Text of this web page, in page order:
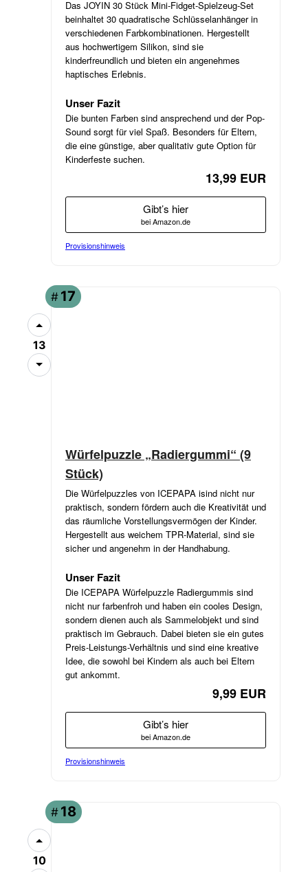
Das JOYIN 30 Stück Mini-Fidget-Spielzeug-Set
beinhaltet 30 quadratische Schlüsselanhänger in
verschiedenen Farbkombinationen. Hergestellt
aus hochwertigem Silikon, sind sie
kinderfreundlich und bieten ein angenehmes
haptisches Erlebnis.
Unser Fazit
Die bunten Farben sind ansprechend und der Pop-
Sound sorgt für viel Spaß. Besonders für Eltern,
die eine günstige, aber qualitativ gute Option für
Kinderfeste suchen.
13,99 EUR
Gibt’s hier
bei Amazon.de
Provisionshinweis
# 17
13
Würfelpuzzle „Radiergummi“ (9
Stück)
Die Würfelpuzzles von ICEPAPA isind nicht nur
praktisch, sondern fördern auch die Kreativität und
das räumliche Vorstellungsvermögen der Kinder.
Hergestellt aus weichem TPR-Material, sind sie
sicher und angenehm in der Handhabung.
Unser Fazit
Die ICEPAPA Würfelpuzzle Radiergummis sind
nicht nur farbenfroh und haben ein cooles Design,
sondern dienen auch als Sammelobjekt und sind
praktisch im Gebrauch. Dabei bieten sie ein gutes
Preis-Leistungs-Verhältnis und sind eine kreative
Idee, die sowohl bei Kindern als auch bei Eltern
gut ankommt.
9,99 EUR
Gibt’s hier
bei Amazon.de
Provisionshinweis
# 18
10